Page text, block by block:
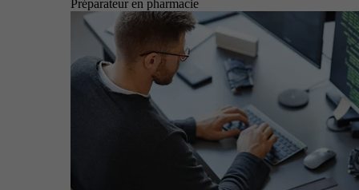
Préparateur en pharmacie